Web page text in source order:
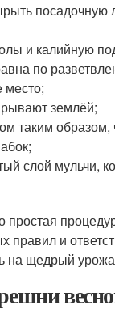
посадочную
и калийную
по
место;
землёй;
таким
слой мульчи,
и
на щедрый